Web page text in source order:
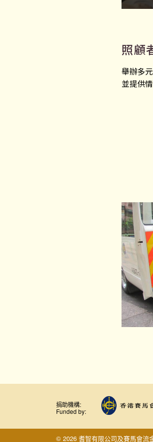
照顧
舉辦多
並提供
捐助機構:
Funded by:
© 2026 耆智有限公司及賽馬會